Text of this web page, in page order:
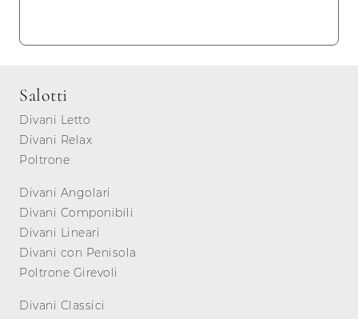
Salotti
Divani Letto
Divani Relax
Poltrone
Divani Angolari
Divani Componibili
Divani Lineari
Divani con Penisola
Poltrone Girevoli
Divani Classici